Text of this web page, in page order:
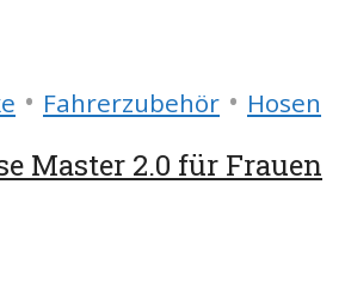
• Fahrerzubehör • Hosen
Master 2.0 für Frauen